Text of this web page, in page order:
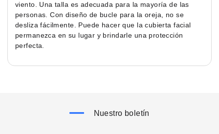
viento. Una talla es adecuada para la mayoría de las
personas. Con diseño de bucle para la oreja, no se
desliza fácilmente. Puede hacer que la cubierta facial
permanezca en su lugar y brindarle una protección
perfecta.
Nuestro boletín